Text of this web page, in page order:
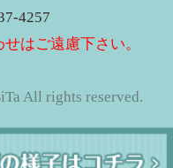
4257
はご遠慮下さい。
All rights reserved.